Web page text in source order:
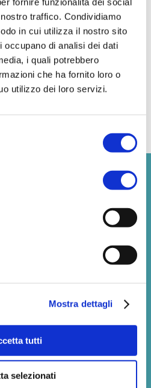
traffico. Condividiamo
in cui utilizza il nostro sito
di analisi dei dati
i quali potrebbero
che ha fornito loro o
utilizzo dei loro servizi.
Mostra dettagli
tutti
selezionati
del migliore
a San
Tronto?